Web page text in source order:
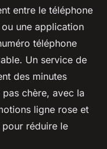
entre le téléphone
une application
téléphone
Un service de
des minutes
chère, avec la
ligne rose et
réduire le